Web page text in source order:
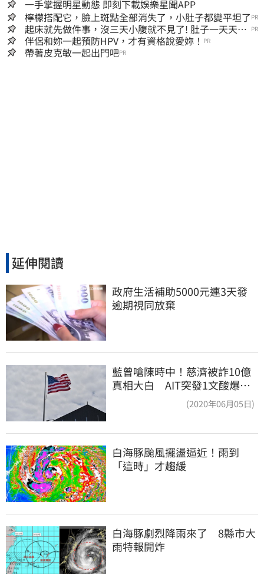
一手掌握明星動態 即刻下載娛樂星聞APP
檸檬搭配它，臉上斑點全部消失了，小肚子都變平坦了 PR
起床就先做件事，沒三天小腹就不見了! 肚子一天天變
小！
PR
伴侶和妳一起預防HPV，才有資格說愛妳！ PR
帶著皮克敏一起出門吧PR
延伸閱讀
政府生活補助5000元連3天發
逾期視同放棄
藍曾嗆陳時中！慈濟被詐10億
真相大白 AIT突發1文酸爆…
(2020年06月05日)
白海豚颱風擺盪逼近！雨到
「這時」才趨緩
白海豚劇烈降雨來了　8縣市大
雨特報開炸